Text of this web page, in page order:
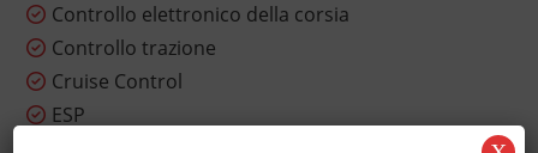
Controllo elettronico della corsia
Controllo trazione
Cruise Control
ESP